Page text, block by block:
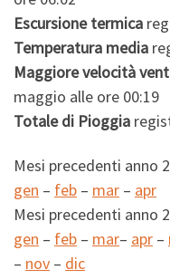
Escursione termica
Temperatura media
Maggiore velocità
maggio alle ore 00:19
Totale di Pioggia
Mesi precedenti anno
gen – feb – mar – apr
Mesi precedenti anno
gen – feb – mar– apr –
– nov – dic